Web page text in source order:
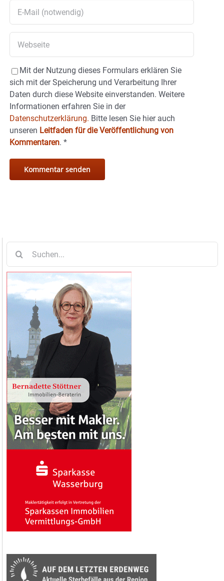
Mit der Nutzung dieses Formulars erklären Sie
sich mit der Speicherung und Verarbeitung Ihrer
Daten durch diese Website einverstanden. Weitere
Informationen erfahren Sie in der
Datenschutzerklärung. Bitte lesen Sie hier auch
unseren Leitfaden für die Veröffentlichung von
Kommentaren. *
nach: